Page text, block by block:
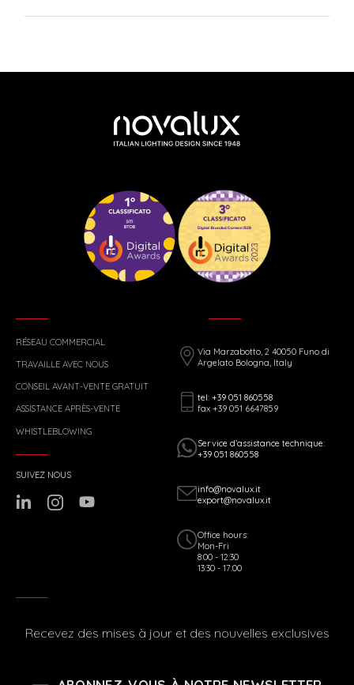
RÉSEAU COMMERCIAL
TRAVAILLE AVEC NOUS
CONSEIL AVANT-VENTE GRATUIT
ASSISTANCE APRÈS-VENTE
WHISTLEBLOWING
Via Marzabotto, 2 40050 Funo di
Argelato Bologna, Italy
tel: +39 051 860558
fax +39 051 6647859
Service d’assistance technique:
+39 051 860558
info@novalux.it
export@novalux.it
Office hours:
Mon-Fri
8:00 - 12:30
13:30 - 17:00
SUIVEZ NOUS
Recevez des mises à jour et des nouvelles exclusives